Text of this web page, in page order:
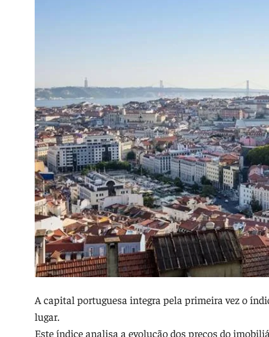
A capital portuguesa integra pela primeira vez o
lugar.
Este índice analisa a evolução dos preços do